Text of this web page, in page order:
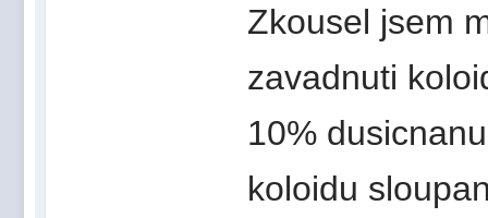
Zkousel jsem
zavadnuti
10%
koloidu